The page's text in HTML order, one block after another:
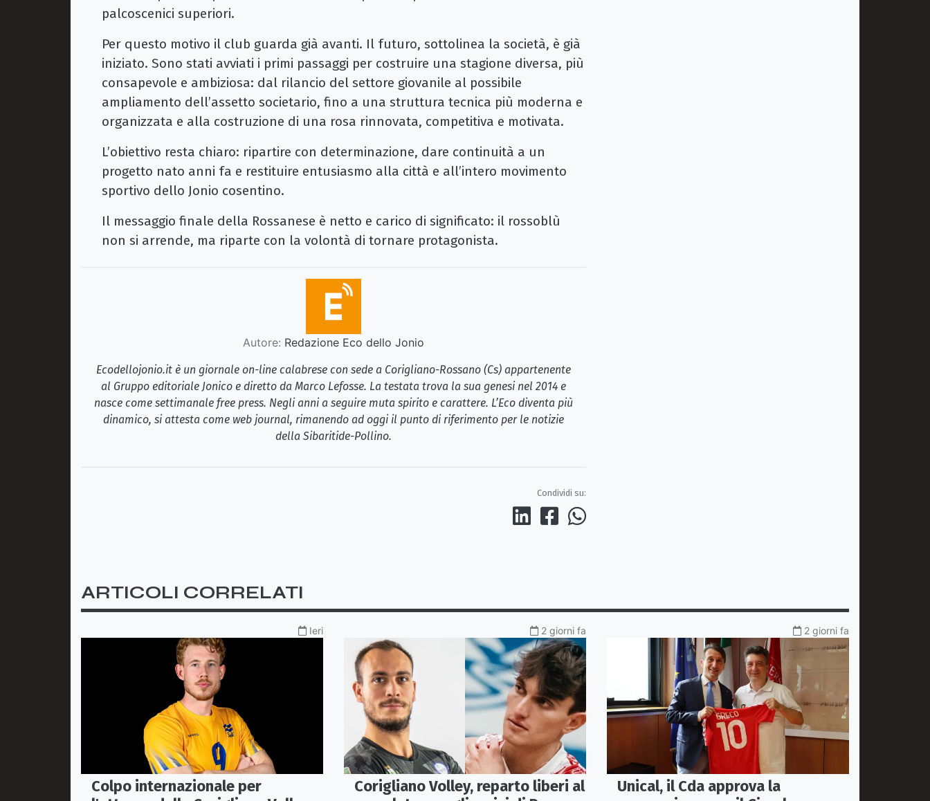
palcoscenici superiori.
Per questo motivo il club guarda già avanti. Il futuro, sottolinea la società, è già
iniziato. Sono stati avviati i primi passaggi per costruire una stagione diversa, più
consapevole e ambiziosa: dal rilancio del settore giovanile al possibile
ampliamento dell’assetto societario, fino a una struttura tecnica più moderna e
organizzata e alla costruzione di una rosa rinnovata, competitiva e motivata.
L’obiettivo resta chiaro: ripartire con determinazione, dare continuità a un
progetto nato anni fa e restituire entusiasmo alla città e all’intero movimento
sportivo dello Jonio cosentino.
Il messaggio finale della Rossanese è netto e carico di significato: il rossoblù
non si arrende, ma riparte con la volontà di tornare protagonista.
Autore: Redazione Eco dello Jonio
Ecodellojonio.it è un giornale on-line calabrese con sede a Corigliano-Rossano (Cs) appartenente
al Gruppo editoriale Jonico e diretto da Marco Lefosse. La testata trova la sua genesi nel 2014 e
nasce come settimanale free press. Negli anni a seguire muta spirito e carattere. L’Eco diventa più
dinamico, si attesta come web journal, rimanendo ad oggi il punto di riferimento per le notizie
della Sibaritide-Pollino.
Condividi su:
ARTICOLI CORRELATI
Ieri
Colpo internazionale per
2 giorni fa
Corigliano Volley, reparto liberi al
2 giorni fa
Unical, il Cda approva la